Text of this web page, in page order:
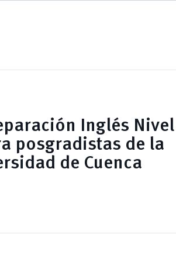
Inglés Nivel
posgradistas de la
de Cuenca